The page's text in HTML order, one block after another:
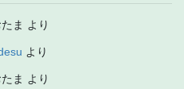
ま より
より
ま より